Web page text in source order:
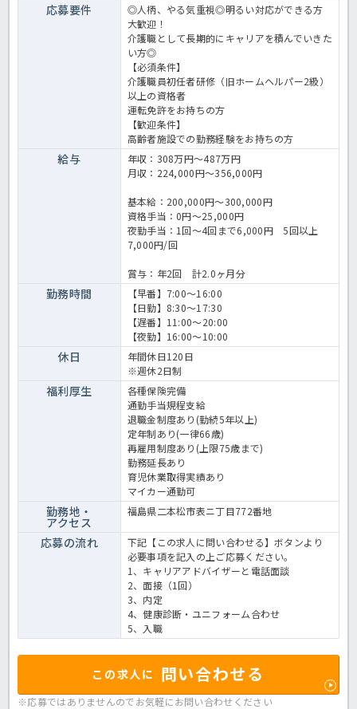
応募要件
◎人柄、やる気重視◎明るい対応ができる方
大歓迎！
介護職として長期的にキャリアを積んでいきた
い方◎
【必須条件】
介護職員初任者研修（旧ホームヘルパー2級）
以上の資格者
運転免許をお持ちの方
【歓迎条件】
高齢者施設での勤務経験をお持ちの方
給与
年収：308万円～487万円
月収：224,000円～356,000円
基本給：200,000円～300,000円
資格手当：0円～25,000円
夜勤手当：1回～4回まで6,000円 5回以上
7,000円/回
賞与：年2回 計2.0ヶ月分
勤務時間
【早番】7:00～16:00
【日勤】8:30～17:30
【遅番】11:00～20:00
【夜勤】16:00～10:00
休日
年間休日120日
※週休2日制
福利厚生
各種保険完備
通勤手当規程支給
退職金制度あり(勤続5年以上)
定年制あり(一律66歳)
再雇用制度あり(上限75歳まで)
勤務延長あり
育児休業取得実績あり
マイカー通勤可
勤務地・
アクセス
福島県二本松市表ニ丁目772番地
応募の流れ
下記【この求人に問い合わせる】ボタンより
必要事項を記入の上ご応募ください。
1、キャリアアドバイザーと電話面談
2、面接（1回）
3、内定
4、健康診断・ユニフォーム合わせ
5、入職
この求人に 問い合わせる
※応募ではありませんのでお気軽にお問い合わせください